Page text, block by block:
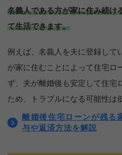
名義人である方が家に住み続け
て生活できます。
例えば、名義人を夫に登録して
が家に住むことによって住宅ロ
ず、夫が離婚後も安定して住宅
ため、トラブルになる可能性は
離婚後住宅ローンが残る
与や返済方法を解説